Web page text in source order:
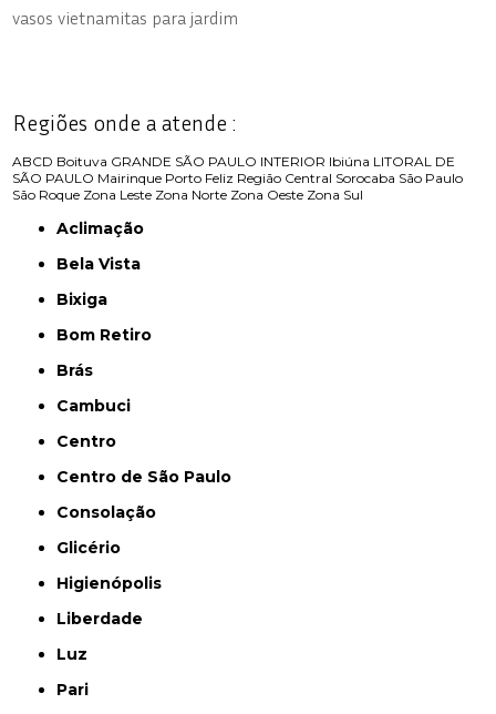
vasos vietnamitas para jardim
Regiões onde a atende :
ABCD Boituva GRANDE SÃO PAULO INTERIOR Ibiúna LITORAL DE
SÃO PAULO Mairinque Porto Feliz Região Central Sorocaba São Paulo
São Roque Zona Leste Zona Norte Zona Oeste Zona Sul
Aclimação
Bela Vista
Bixiga
Bom Retiro
Brás
Cambuci
Centro
Centro de São Paulo
Consolação
Glicério
Higienópolis
Liberdade
Luz
Pari